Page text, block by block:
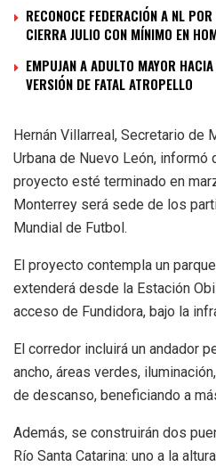
RECONOCE FEDERACIÓN A NL
CIERRA JULIO CON MÍNIMO EN
EMPUJAN A ADULTO MAYOR
VERSIÓN DE FATAL ATROPELLO
Hernán Villarreal, Secretario de
Urbana de Nuevo León,
proyecto esté terminado en
Monterrey será sede de los
Mundial de Futbol.
El proyecto contempla un
extenderá desde la Estación
acceso de Fundidora, bajo la
El corredor incluirá un andador
ancho, áreas verdes,
de descanso, beneficiando a
Además, se construirán dos
Río Santa Catarina: uno a la